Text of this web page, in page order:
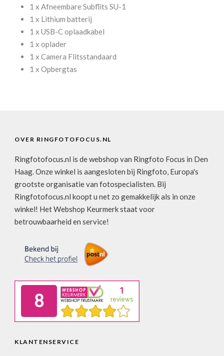
1 x Afneembare Subflits SU-1
1 x Lithium batterij
1 x USB-C oplaadkabel
1 x oplader
1 x Camera Flitsstandaard
1 x Opbergtas
OVER RINGFOTOFOCUS.NL
Ringfotofocus.nl is de webshop van Ringfoto Focus in Den
Haag. Onze winkel is aangesloten bij Ringfoto, Europa's
grootste organisatie van fotospecialisten. Bij
Ringfotofocus.nl koopt u net zo gemakkelijk als in onze
winkel! Het Webshop Keurmerk staat voor
betrouwbaarheid en service!
KLANTENSERVICE